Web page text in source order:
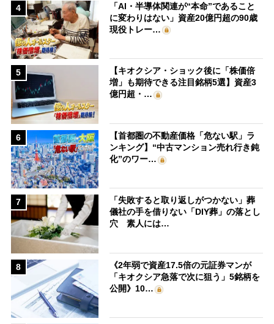
4
「AI・半導体関連が“本命”であること
に変わりはない」資産20億円超の90歳
現役トレー…
5
【キオクシア・ショック後に「株価倍
増」も期待できる注目銘柄5選】資産3
億円超・…
6
【首都圏の不動産価格「危ない駅」ラ
ンキング】“中古マンション売れ行き鈍
化”のワー…
7
「失敗すると取り返しがつかない」葬
儀社の手を借りない「DIY葬」の落とし
穴 素人には…
8
《2年弱で資産17.5倍の元証券マンが
「キオクシア急落で次に狙う」5銘柄を
公開》10…